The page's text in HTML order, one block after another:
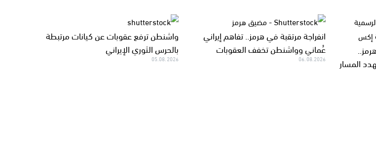
المسار
انفراجة مرتقبة في هرمز.. تفاهم إيراني
عُماني وواشنطن تخفف العقوبات
06.08.2026
واشنطن ترفع عقوبات عن كيانات مرتبطة
بالحرس الثوري الإيراني
05.08.2026